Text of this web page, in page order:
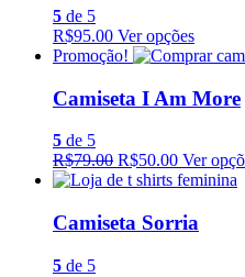
5 de 5
R$95.00 Ver opções
Promoção!
Camiseta I Am More
5 de 5
R$79.00 R$50.00 Ver
Camiseta Sorria
5 de 5